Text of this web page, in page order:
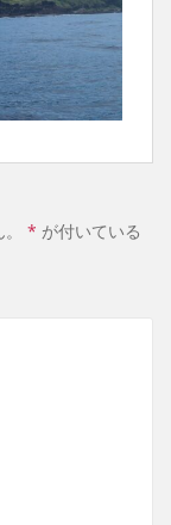
* が付いている